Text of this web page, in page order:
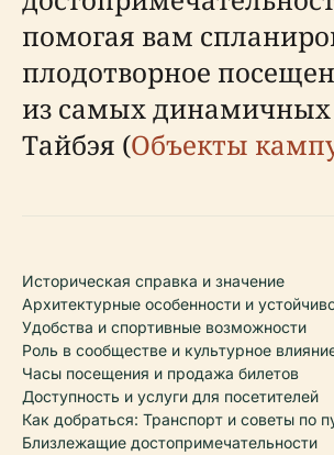
помогая вам
плодотворное
из самых динамичных
Тайбэя (Объекты
Историческая справка и значение
Архитектурные особенности и
Удобства и спортивные возможности
Роль в сообществе и культурное
Часы посещения и продажа билетов
Доступность и услуги для посетителей
Как добраться: Транспорт и советы по
Близлежащие достопримечательности